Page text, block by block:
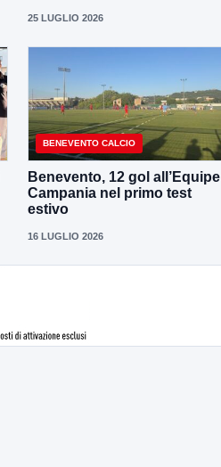
25 LUGLIO 2026
BENEVENTO CALCIO
Benevento, 12 gol all’Equipe
Campania nel primo test
estivo
16 LUGLIO 2026